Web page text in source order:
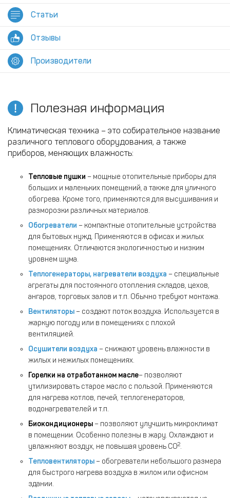
Статьи
Отзывы
Производители
Полезная информация
Климатическая техника – это собирательное название
различного теплового оборудования, а также
приборов, меняющих влажность:
Тепловые пушки – мощные отопительные приборы для
больших и маленьких помещений, а также для уличного
обогрева. Кроме того, применяются для высушивания и
разморозки различных материалов.
Обогреватели – компактные отопительные устройства
для бытовых нужд. Применяются в офисах и жилых
помещениях. Отличаются экологичностью и низким
уровнем шума.
Теплогенераторы, нагреватели воздуха – специальные
агрегаты для постоянного отопления складов, цехов,
ангаров, торговых залов и т.п. Обычно требуют монтажа.
Вентиляторы – создают поток воздуха. Используется в
жаркую погоду или в помещениях с плохой
вентиляцией.
Осушители воздуха – снижают уровень влажности в
жилых и нежилых помещениях.
Горелки на отработанном масле– позволяют
утилизировать старое масло с пользой. Применяются
для нагрева котлов, печей, теплогенераторов,
водонагревателей и т.п.
Биокондиционеры – позволяют улучшить микроклимат
в помещении. Особенно полезны в жару. Охлаждают и
увлажняют воздух, не повышая уровень СО2.
Тепловентиляторы – обогреватели небольшого размера
для быстрого нагрева воздуха в жилом или офисном
здании.